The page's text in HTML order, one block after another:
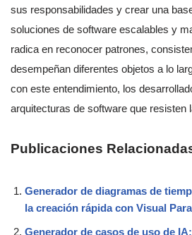
sus responsabilidades y crear una
soluciones de software escalables y
radica en reconocer patrones,
desempeñan diferentes objetos a lo
con este entendimiento, los
arquitecturas de software que resisten
Publicaciones
Generador de diagramas de
la creación rápida con Visual
Generador de casos de uso de